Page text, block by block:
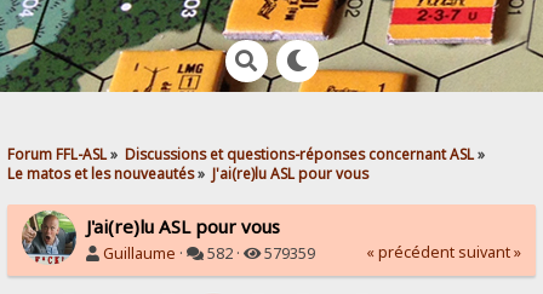
Forum FFL-ASL» Discussions et questions-réponses concernant ASL»
Le matos et les nouveautés» J'ai(re)lu ASL pour vous
J'ai(re)lu ASL pour vous
Guillaume · 582 · 579359 « précédent suivant »